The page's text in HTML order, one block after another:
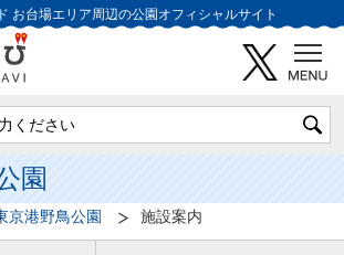
お台場エリア周辺の公園オフィシャルサイト
園
京港野鳥公園 施設案内